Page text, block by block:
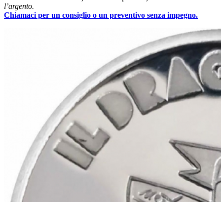
l’argento.
Chiamaci per un consiglio o un preventivo senza impegno.